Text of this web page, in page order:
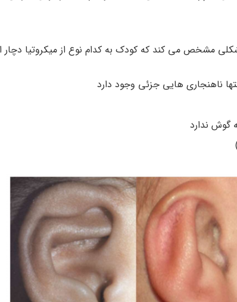
مشخص می کند که کودک به کدام نوع از میکروتیا
ناهنجاری‌ هایی جزئی وجود دارد
گوش ندارد